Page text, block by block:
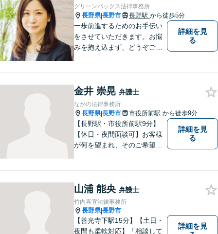
グリーンバックス法律事務所
長野県|長野市 長野駅 から徒歩5分
一歩前進するためのお手伝い
をさせていただきます。お悩
みを抱え込まず、どうぞご相
詳細を見
る
金井 崇晃 弁護士
ながの法律事務所
長野県|長野市 市役所前駅 から徒歩9分
【長野駅・市役所前駅9分】
【休日・夜間面談可】お客様
が何を望まれ、そのご希望を
合っています。 できる限り負
担を軽減し、スピーディーな
解決を目指すことを信条とし
ています。
詳細を見
る
山浦 能央 弁護士
竹内喜宜法律事務所
長野県|長野市
【善光寺下駅15分】【土日・
夜間も柔軟対応】「相談して
詳細を見